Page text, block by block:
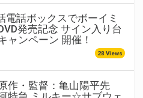
電話ボックスでボーイミ
発売記念 サイン入り台
ャンペーン 開催！
28 Views
作・監督：亀山陽平先